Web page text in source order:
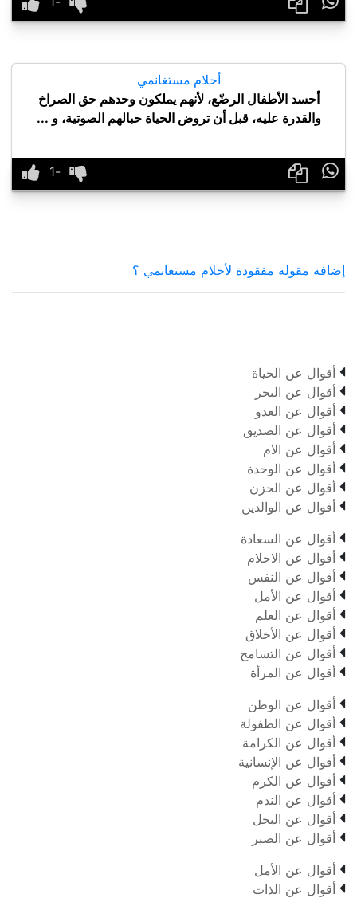
أحلام مستغانمي
أحسد الأطفال الرضّع، لأنهم يملكون وحدهم حق الصراخ
والقدرة عليه، قبل أن تروض الحياة حبالهم الصوتية، و ...

إضافة مقولة مفقودة لأحلام مستغانمي ؟
 أقوال عن الحياة
 أقوال عن البحر
 أقوال عن العدو
 أقوال عن الصديق
 أقوال عن الام
 أقوال عن الوحدة
 أقوال عن الحزن
 أقوال عن الوالدين
 أقوال عن السعادة
 أقوال عن الاحلام
 أقوال عن النفس
 أقوال عن الأمل
 أقوال عن العلم
 أقوال عن الأخلاق
 أقوال عن التسامح
 أقوال عن المرأة
 أقوال عن الوطن
 أقوال عن الطفولة
 أقوال عن الكرامة
 أقوال عن الإنسانية
 أقوال عن الكرم
 أقوال عن الندم
 أقوال عن البخل
 أقوال عن الصبر
 أقوال عن الأمل
 أقوال عن الذات